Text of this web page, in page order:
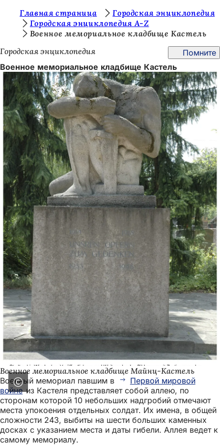
Перейти к содержимому
з
д
е
с
ь
:
Главная страница
Городская энциклопедия
Городская энциклопедия A-Z
Военное мемориальное кладбище Кастель
Городская энциклопедия
Помните
Военное мемориальное кладбище Кастель
Военное мемориальное кладбище Майнц-Кастель
Военный мемориал павшим в
Первой мировой
войнеиз Кастеля представляет собой аллею, по
сторонам которой 10 небольших надгробий отмечают
места упокоения отдельных солдат. Их имена, в общей
сложности 243, выбиты на шести больших каменных
досках с указанием места и даты гибели. Аллея ведет к
самому мемориалу.